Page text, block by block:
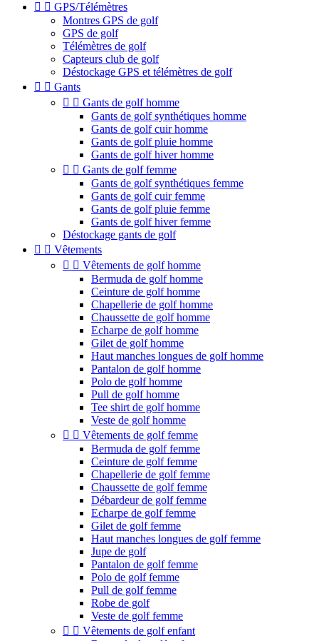
  GPS/Télémètres
Montres GPS de golf
GPS de golf
Télémètres de golf
Capteurs club de golf
Déstockage GPS et télémètres de golf
  Gants
  Gants de golf homme
Gants de golf synthétiques homme
Gants de golf cuir homme
Gants de golf pluie homme
Gants de golf hiver homme
  Gants de golf femme
Gants de golf synthétiques femme
Gants de golf cuir femme
Gants de golf pluie femme
Gants de golf hiver femme
Déstockage gants de golf
  Vêtements
  Vêtements de golf homme
Bermuda de golf homme
Ceinture de golf homme
Chapellerie de golf homme
Chaussette de golf homme
Echarpe de golf homme
Gilet de golf homme
Haut manches longues de golf homme
Pantalon de golf homme
Polo de golf homme
Pull de golf homme
Tee shirt de golf homme
Veste de golf homme
  Vêtements de golf femme
Bermuda de golf femme
Ceinture de golf femme
Chapellerie de golf femme
Chaussette de golf femme
Débardeur de golf femme
Echarpe de golf femme
Gilet de golf femme
Haut manches longues de golf femme
Jupe de golf
Pantalon de golf femme
Polo de golf femme
Pull de golf femme
Robe de golf
Veste de golf femme
  Vêtements de golf enfant